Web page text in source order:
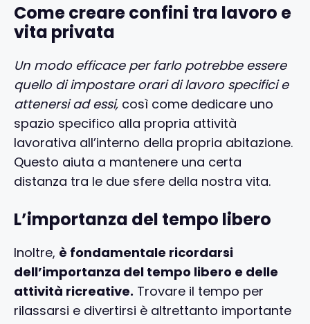
Come creare confini tra lavoro e
vita privata
Un modo efficace per farlo potrebbe essere
quello di impostare orari di lavoro specifici e
attenersi ad essi, così come dedicare uno
spazio specifico alla propria attività
lavorativa all’interno della propria abitazione.
Questo aiuta a mantenere una certa
distanza tra le due sfere della nostra vita.
L’importanza del tempo libero
Inoltre, è fondamentale ricordarsi
dell’importanza del tempo libero e delle
attività ricreative. Trovare il tempo per
rilassarsi e divertirsi è altrettanto importante